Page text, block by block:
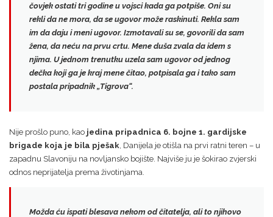
čovjek ostati tri godine u vojsci kada ga potpiše. Oni su
rekli da ne mora, da se ugovor može raskinuti. Rekla sam
im da daju i meni ugovor. Izmotavali su se, govorili da sam
žena, da neću na prvu crtu. Mene duša zvala da idem s
njima. U jednom trenutku uzela sam ugovor od jednog
dečka koji ga je kraj mene čitao, potpisala ga i tako sam
postala pripadnik „Tigrova“.
Nije prošlo puno, kao jedina pripadnica 6. bojne 1. gardijske
brigade koja je bila pješak , Danijela je otišla na prvi ratni teren – u
zapadnu Slavoniju na novljansko bojište. Najviše ju je šokirao zvjerski
odnos neprijatelja prema životinjama.
Možda ću ispati blesava nekom od čitatelja, ali to njihovo